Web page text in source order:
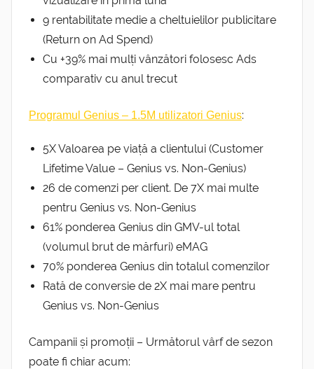
9 rentabilitate medie a cheltuielilor publicitare
(Return on Ad Spend)
Cu +39% mai mulți vânzători folosesc Ads
comparativ cu anul trecut
Programul Genius – 1.5M utilizatori Genius:
5X Valoarea pe viață a clientului (Customer
Lifetime Value – Genius vs. Non-Genius)
26 de comenzi per client. De 7X mai multe
pentru Genius vs. Non-Genius
61% ponderea Genius din GMV-ul total
(volumul brut de mărfuri) eMAG
70% ponderea Genius din totalul comenzilor
Rată de conversie de 2X mai mare pentru
Genius vs. Non-Genius
Campanii și promoții – Următorul vârf de sezon
poate fi chiar acum: